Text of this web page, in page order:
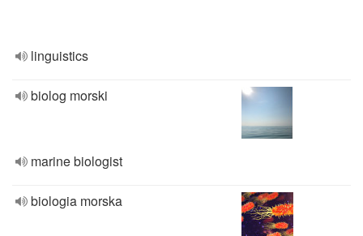
linguistics
biolog morski
marine biologist
biologia morska